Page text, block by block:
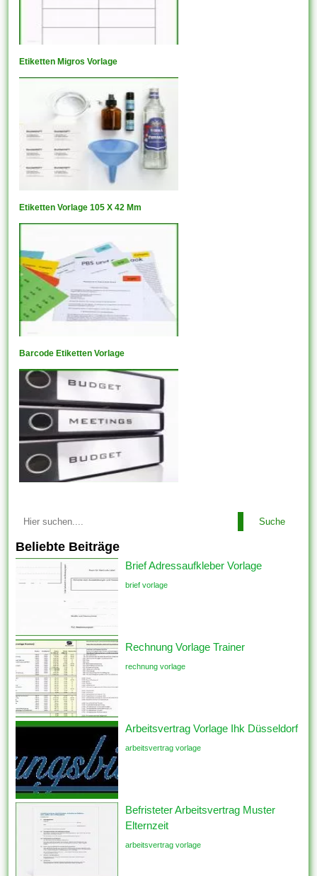
Etiketten Migros Vorlage
Etiketten Vorlage 105 X 42 Mm
Barcode Etiketten Vorlage
Suche
Beliebte Beiträge
Brief Adressaufkleber Vorlage
brief vorlage
Rechnung Vorlage Trainer
rechnung vorlage
Arbeitsvertrag Vorlage Ihk Düsseldorf
arbeitsvertrag vorlage
Befristeter Arbeitsvertrag Muster
Elternzeit
arbeitsvertrag vorlage